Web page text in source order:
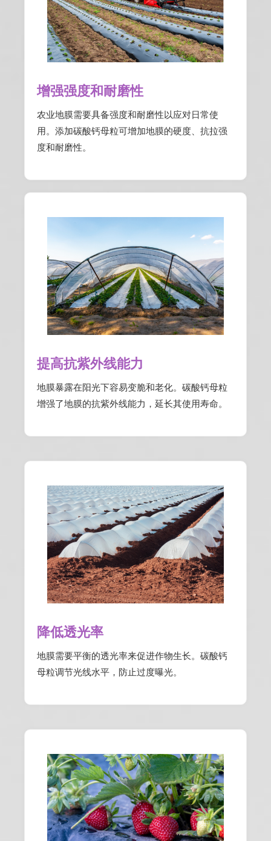
增强强度和耐磨性
农业地膜需要具备强度和耐磨性以应对日常使
用。添加碳酸钙母粒可增加地膜的硬度、抗拉强
度和耐磨性。
提高抗紫外线能力
地膜暴露在阳光下容易变脆和老化。碳酸钙母粒
增强了地膜的抗紫外线能力，延长其使用寿命。
降低透光率
地膜需要平衡的透光率来促进作物生长。碳酸钙
母粒调节光线水平，防止过度曝光。